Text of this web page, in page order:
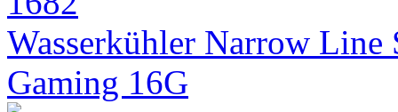
Wasserkühler Narrow
Gaming 16G